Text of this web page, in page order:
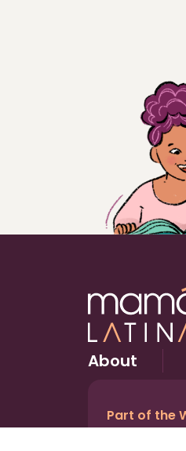
About
Part of the
© 2026 Wild